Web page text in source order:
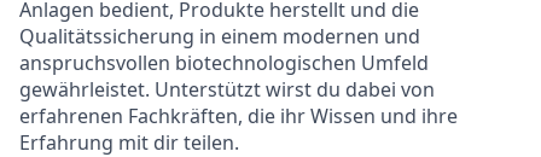
Anlagen bedient, Produkte herstellt und die
Qualitätssicherung in einem modernen und
anspruchsvollen biotechnologischen Umfeld
gewährleistet. Unterstützt wirst du dabei von
erfahrenen Fachkräften, die ihr Wissen und ihre
Erfahrung mit dir teilen.